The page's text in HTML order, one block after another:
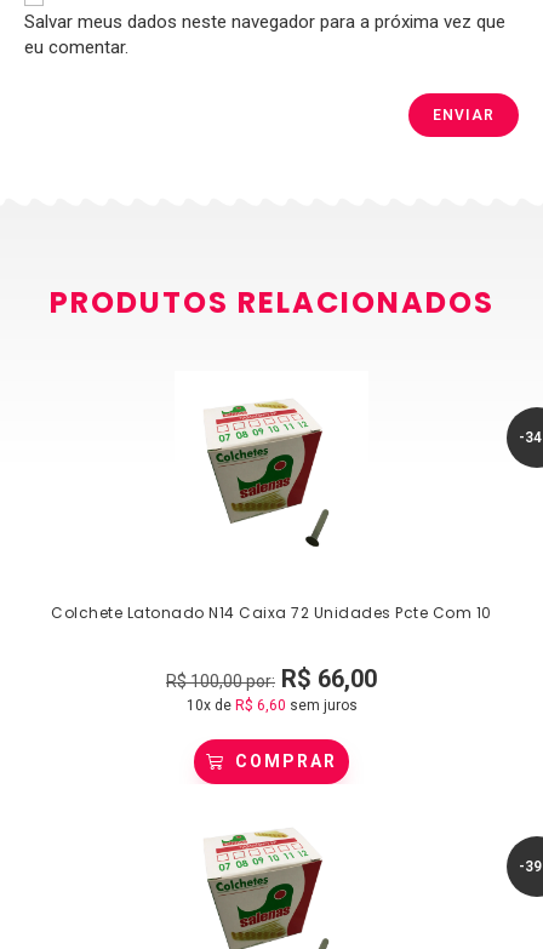
Salvar meus dados neste navegador para a próxima vez que
eu comentar.
PRODUTOS RELACIONADOS
-
Colchete Latonado N14 Caixa 72 Unidades Pcte Com 10
R$100,00por: R$ 66,00
10x de R$ 6,60 sem juros
COMPRAR
-